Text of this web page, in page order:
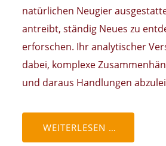
natürlichen Neugier
antreibt, ständig Neues zu
erforschen. Ihr analytischer
dabei, komplexe
und daraus Handlungen
WEITERLESEN …